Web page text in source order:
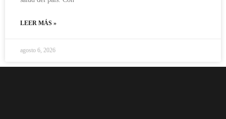
LEER MÁS »
agosto 6, 2026